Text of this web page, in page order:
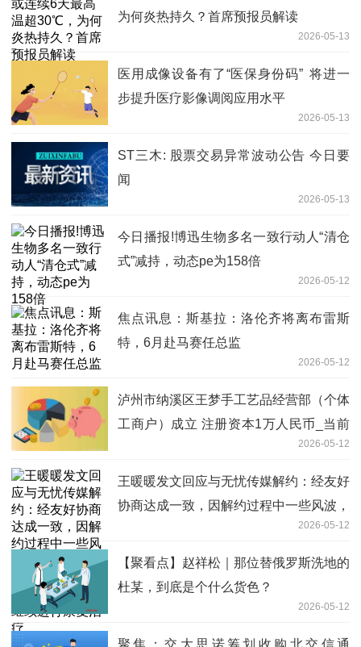
为何炎热持久？首席预报员解读
2026-05-13
医用成像设备有了“医保身份码” 将进一
步提升医疗影像调阅应用水平
2026-05-13
ST三木: 股票交易异常波动公告 今日要
闻
2026-05-13
今日播报!博迅生物多名一致行动人“清仓
式”减持，动态pe为158倍
2026-05-12
焦点讯息：斯基拉：洛伦齐将离布雷斯
特，6月赴马赛任总监
2026-05-12
泸州市纳溪区王梦手工艺品经营部（个体
工商户）成立 注册资本1万人民币_当前
2026-05-12
王暖暖发文回应与无忧传媒解约：经友好
协商达成一致，因解约过程中一些风波，
占用公共资源深表歉意，现已经回到医
院，继续进行康复治疗
2026-05-12
【聚看点】赵祥松｜那位替俄罗斯洗地的
杜某，到底是个什么货色？
2026-05-12
聚焦：交大思诺筹划收购北交信通